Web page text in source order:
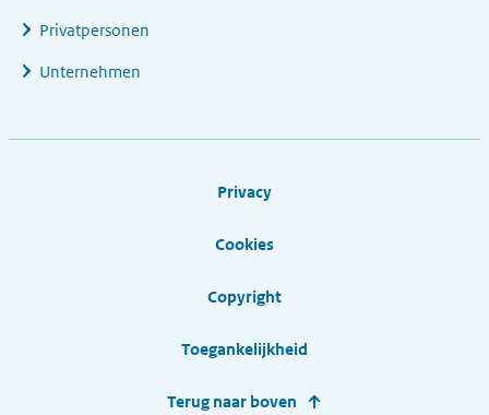
Privatpersonen
Unternehmen
Privacy
Cookies
Copyright
Toegankelijkheid
Terug naar boven